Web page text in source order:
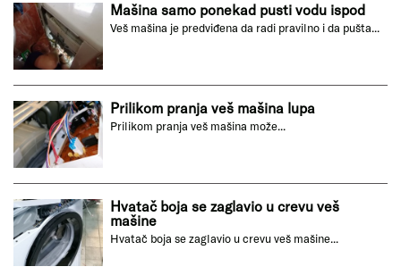
Mašina samo ponekad pusti vodu ispod
Veš mašina je predviđena da radi pravilno i da pušta...
Prilikom pranja veš mašina lupa
Prilikom pranja veš mašina može...
Hvatač boja se zaglavio u crevu veš
mašine
Hvatač boja se zaglavio u crevu veš mašine...